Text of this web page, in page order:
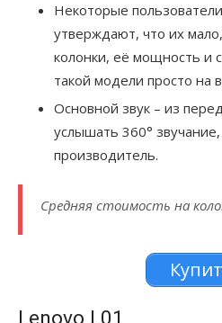
Некоторые
утверждают, что их
колонки, её мощность и
такой модели просто на
Основной звук – из
услышать 360° звучание,
производитель.
Средняя стоимость на
Lenovo L01